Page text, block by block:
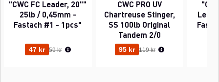
"CWC FC Leader, 20""
25lb / 0,45mm -
Fastach #1 - 1pcs"
47 kr Ordinarie pris:
59 kr
CWC PRO UV
Chartreuse Stinger,
SS 100lb Original
Tandem 2/0
95 kr Ordinarie pris:
119 kr